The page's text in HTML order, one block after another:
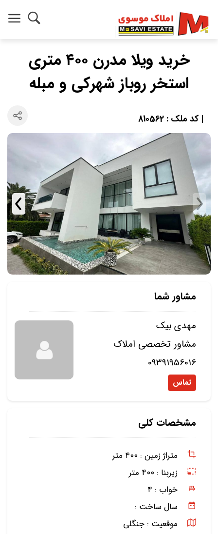
خرید ویلا مدرن ۴۰۰ متری
استخر روباز شهرکی و مبله
| کد ملک : 810562
مشاور شما
مهدی بیک
مشاور تخصصی املاک
09391956016
تماس
مشخصات کلی
متراژ زمین : ۴۰۰ متر
زیربنا : ۴۰۰ متر
خواب : ۴
سال ساخت :
موقعیت : جنگلی